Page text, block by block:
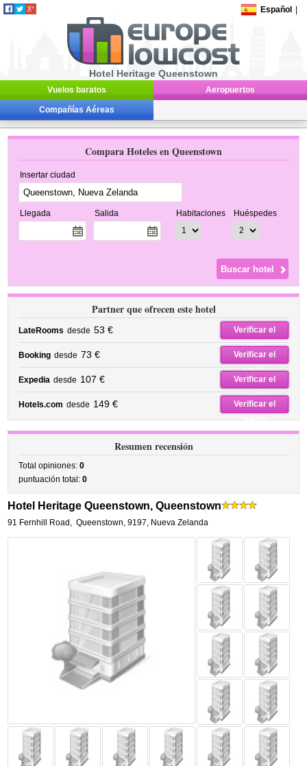
Español
Hotel Heritage Queenstown
Vuelos baratos Aeropuertos
Compañías Aéreas
Compara Hoteles en Queenstown
Insertar ciudad
Llegada Salida Habitaciones Huéspedes
Partner que ofrecen este hotel
LateRooms desde 53 €
Verificar el
precio
Booking desde 73 €
Verificar el
precio
Expedia desde 107 €
Verificar el
precio
Hotels.com desde 149 €
Verificar el
precio
Resumen recensión
Total opiniones:0
puntuación total:0
Hotel Heritage Queenstown, Queenstown
91 Fernhill Road , Queenstown,9197, Nueva Zelanda